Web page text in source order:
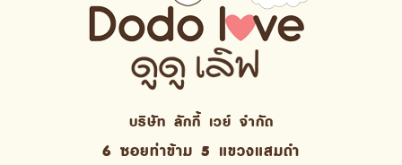
บริษัท ลักกี้ เวย์ จํากัด
6 ซอยท่าข้าม 5 แขวงแสมดำ